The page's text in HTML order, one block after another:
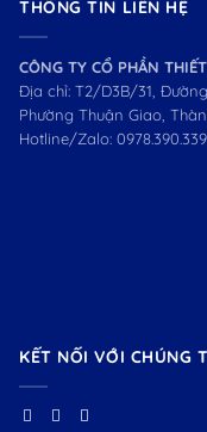
THÔNG TIN LIÊN HỆ
CÔNG TY CỔ PHẦN
Địa chỉ: T2/D3B/31,
Phường Thuận Giao,
Hotline/Zalo: 0978.390.339
KẾT NỐI VỚI CHÚNG